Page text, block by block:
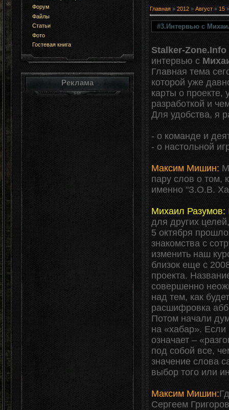
Форум
Файлы
Статьи
Фото
Гостевая книга
Реклама
Главная » 2012 » Август » 15
#3.Интервью с
Stalker-Zone.Info
интервью с
Главная тема
которой уже
карты о проекте,
разработкой и
Для удобства, я
- о команде и
- о настольной
Максим Мишин:
пару слов о том,
именно "З.О.В.
Михаил Разумов:
для других
5 октября
знакомства с
изменить наш
близок еще с
проекта.
совершенно
над тем, как
расшифровка
Потом начали
на «хабар». Если
означает –
под собой все,
значение слова
выбор того или
Максим Мишин:
Сергеем